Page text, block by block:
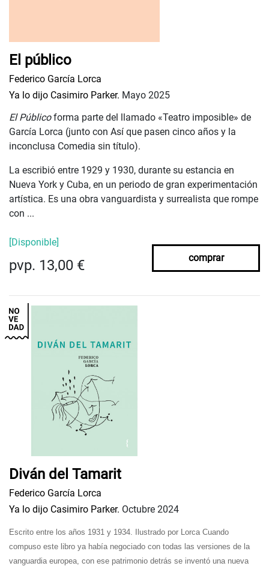
El público
Federico García Lorca
Ya lo dijo Casimiro Parker. Mayo 2025
El Públicoforma parte del llamado «Teatro imposible» de
García Lorca (junto con Así que pasen cinco años y la
inconclusa Comedia sin título).
La escribió entre 1929 y 1930, durante su estancia en
Nueva York y Cuba, en un periodo de gran experimentación
artística. Es una obra vanguardista y surrealista que rompe
con ...
[Disponible]
pvp. 13,00 € comprar
Diván del Tamarit
Federico García Lorca
Ya lo dijo Casimiro Parker. Octubre 2024
Escrito entre los años 1931 y 1934. Ilustrado por Lorca Cuando
compuso este libro ya había negociado con todas las versiones de la
vanguardia europea, con ese patrimonio detrás se inventó una nueva